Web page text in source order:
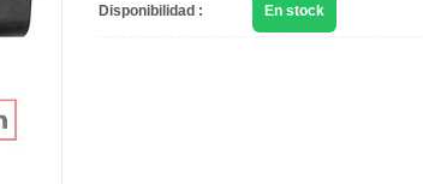
Disponibilidad : En stock